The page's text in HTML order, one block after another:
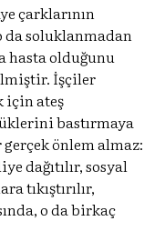
çarklarının
soluklanmadan
hasta olduğunu
İşçiler
için ateş
bastırmaya
önlem almaz:
dağıtılır, sosyal
tıkıştırılır,
o da birkaç